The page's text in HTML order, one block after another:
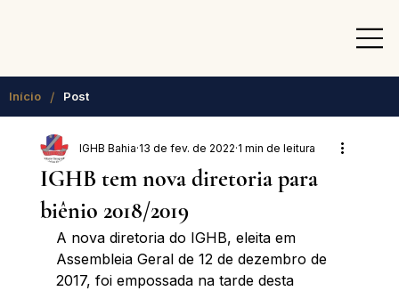
Início / Post
IGHB tem nova diretoria para
biênio 2018/2019
IGHB Bahia 13 de fev. de 2022 1 min de leitura
A nova diretoria do IGHB, eleita em
Assembleia Geral de 12 de dezembro de
2017, foi empossada na tarde desta